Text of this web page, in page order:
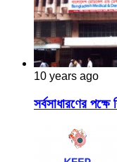
10 years ago
সর্বসাধারণের